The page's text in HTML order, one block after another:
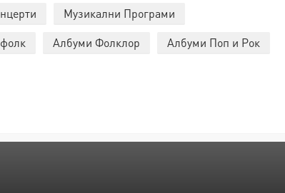
Музикални Програми
Албуми Фолклор
Албуми Поп и Рок